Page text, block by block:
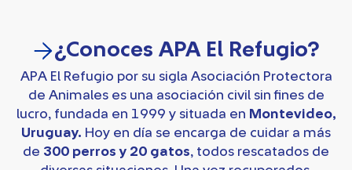
¿Conoces APA El Refugio?
APA El Refugio por su sigla Asociación Protectora
de Animales es una asociación civil sin fines de
lucro, fundada en 1999 y situada en Montevideo,
Uruguay. Hoy en día se encarga de cuidar a más
de 300 perros y 20 gatos, todos rescatados de